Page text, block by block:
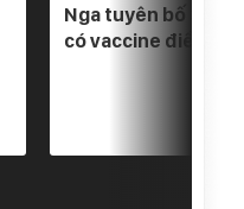
Nga tuyên bố 3 loại
có vaccine điều trị